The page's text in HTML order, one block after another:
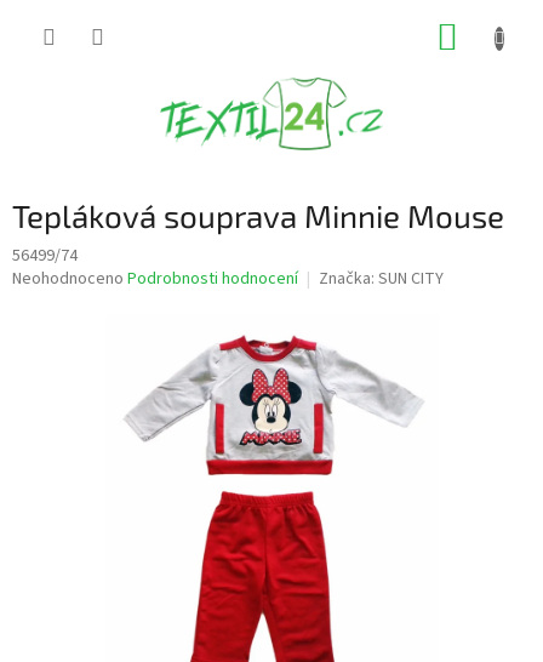
Tepláková souprava Minnie Mouse
56499/74
Průměrné
Neohodnoceno Podrobnosti hodnocení Značka: SUN CITY